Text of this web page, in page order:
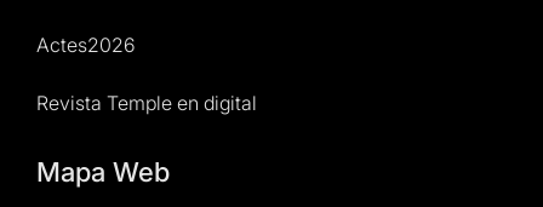
Actes2026
Revista Temple en digital
Mapa Web